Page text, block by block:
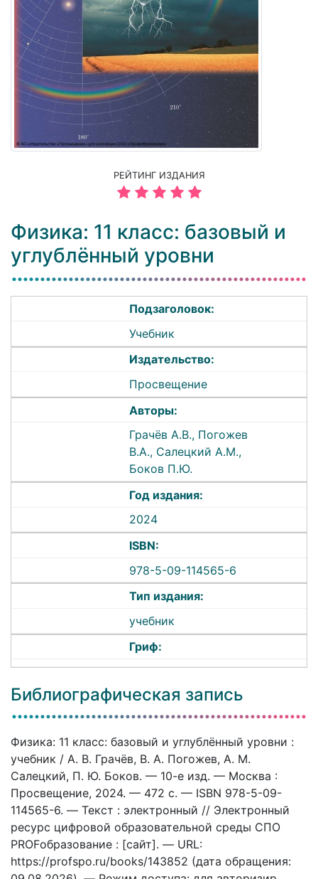
РЕЙТИНГ ИЗДАНИЯ
Физика: 11 класс: базовый и
углублённый уровни
Подзаголовок:
Учебник
Издательство:
Просвещение
Авторы:
Грачёв А.В., Погожев
В.А., Салецкий А.М.,
Боков П.Ю.
Год издания:
2024
ISBN:
978-5-09-114565-6
Тип издания:
учебник
Гриф:
Библиографическая запись
Физика: 11 класс: базовый и углублённый уровни :
учебник / А. В. Грачёв, В. А. Погожев, А. М.
Салецкий, П. Ю. Боков. — 10-е изд. — Москва :
Просвещение, 2024. — 472 c. — ISBN 978-5-09-
114565-6. — Текст : электронный // Электронный
ресурс цифровой образовательной среды СПО
PROFобразование : [сайт]. — URL:
https://profspo.ru/books/143852 (дата обращения: